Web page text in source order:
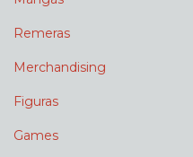
Remeras
Merchandising
Figuras
Games